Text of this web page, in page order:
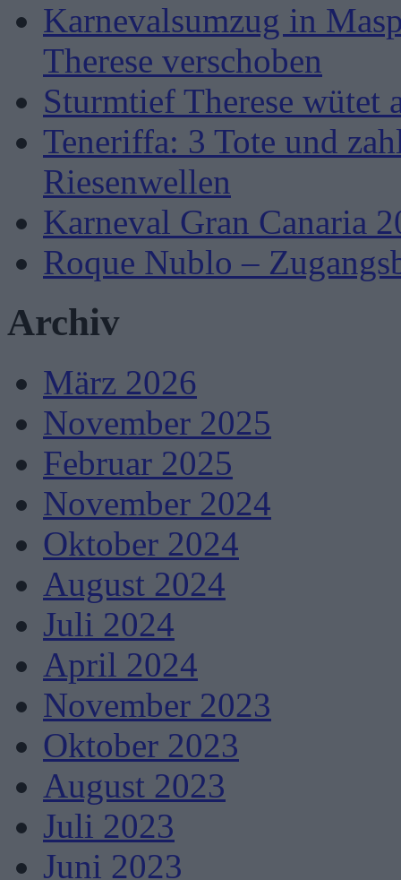
Karnevalsumzug in
Therese verschoben
Sturmtief Therese wütet
Teneriffa: 3 Tote und
Riesenwellen
Karneval Gran Canaria
Roque Nublo –
Archiv
März 2026
November 2025
Februar 2025
November 2024
Oktober 2024
August 2024
Juli 2024
April 2024
November 2023
Oktober 2023
August 2023
Juli 2023
Juni 2023